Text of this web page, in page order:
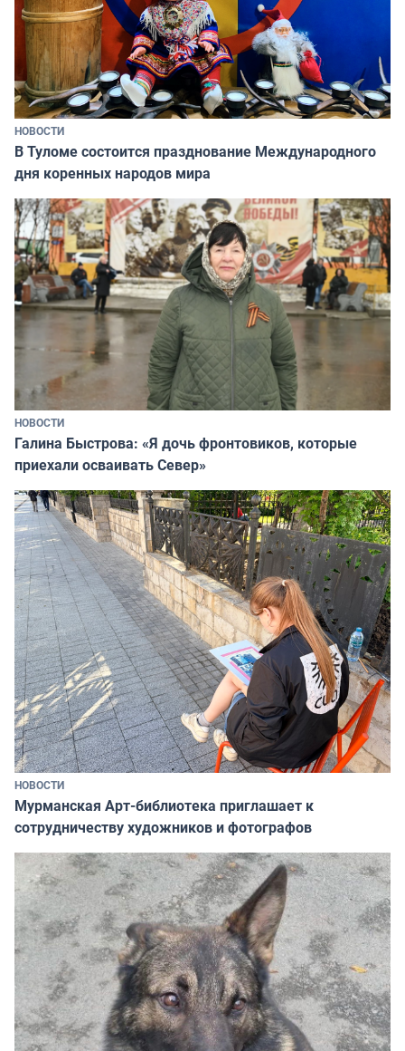
НОВОСТИ
В Туломе состоится празднование Международного
дня коренных народов мира
НОВОСТИ
Галина Быстрова: «Я дочь фронтовиков, которые
приехали осваивать Север»
НОВОСТИ
Мурманская Арт-библиотека приглашает к
сотрудничеству художников и фотографов